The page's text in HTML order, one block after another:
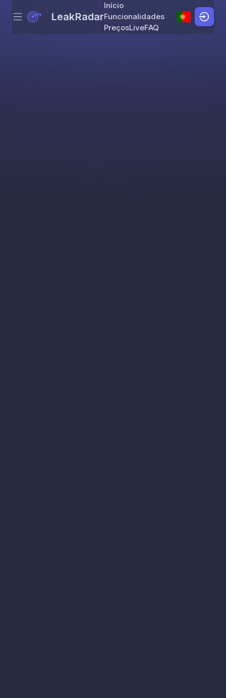
Skip to content
Menu LeakRadar
Início
Funcionalidades
PreçosLiveFAQ